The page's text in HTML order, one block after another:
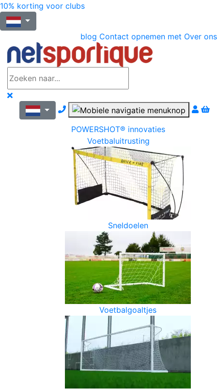
10% korting voor clubs
blog Contact opnemen met Over ons
Nous contacter par téléphone
POWERSHOT® innovaties
Voetbaluitrusting
Sneldoelen
Voetbalgoaltjes